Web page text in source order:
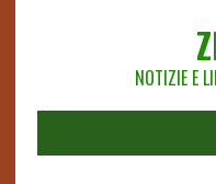
NOTIZIE E